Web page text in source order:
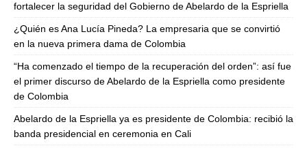
fortalecer la seguridad del Gobierno de Abelardo de la Espriella
¿Quién es Ana Lucía Pineda? La empresaria que se convirtió
en la nueva primera dama de Colombia
“Ha comenzado el tiempo de la recuperación del orden”: así fue
el primer discurso de Abelardo de la Espriella como presidente
de Colombia
Abelardo de la Espriella ya es presidente de Colombia: recibió la
banda presidencial en ceremonia en Cali